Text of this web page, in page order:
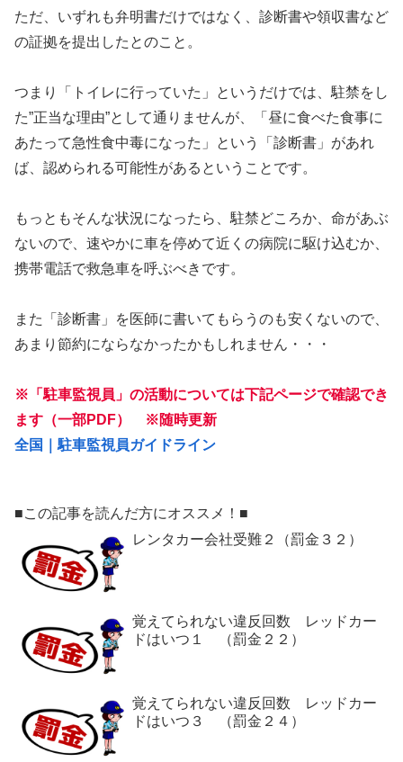
ただ、いずれも弁明書だけではなく、診断書や領収書など
の証拠を提出したとのこと。
つまり「トイレに行っていた」というだけでは、駐禁をし
た”正当な理由”として通りませんが、「昼に食べた食事に
あたって急性食中毒になった」という「診断書」があれ
ば、認められる可能性があるということです。
もっともそんな状況になったら、駐禁どころか、命があぶ
ないので、速やかに車を停めて近くの病院に駆け込むか、
携帯電話で救急車を呼ぶべきです。
また「診断書」を医師に書いてもらうのも安くないので、
あまり節約にならなかったかもしれません・・・
※「駐車監視員」の活動については下記ページで確認でき
ます（一部PDF） ※随時更新
全国｜駐車監視員ガイドライン
■この記事を読んだ方にオススメ！■
レンタカー会社受難２（罰金３２）
覚えてられない違反回数 レッドカー
ドはいつ１ （罰金２２）
覚えてられない違反回数 レッドカー
ドはいつ３ （罰金２４）